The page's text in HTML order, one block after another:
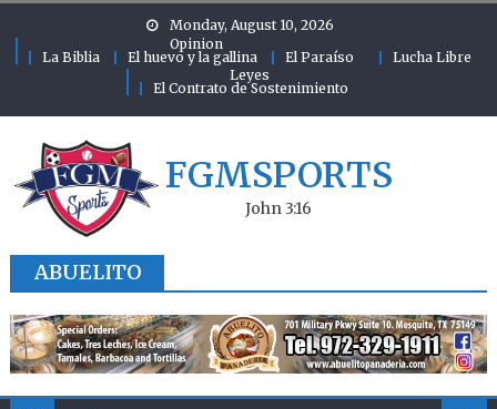
Monday, August 10, 2026
Opinion
La Biblia
El huevo y la gallina El Paraíso
Lucha Libre
Leyes
El Contrato de Sostenimiento
FGMSPORTS
John 3:16
ABUELITO